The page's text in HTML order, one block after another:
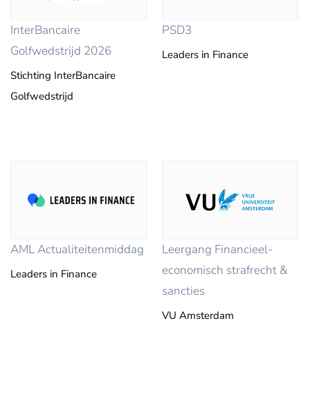
InterBancaire
Golfwedstrijd 2026
Stichting InterBancaire
Golfwedstrijd
PSD3
Leaders in Finance
AML Actualiteitenmiddag
Leaders in Finance
Leergang Financieel-
economisch strafrecht &
sancties
VU Amsterdam